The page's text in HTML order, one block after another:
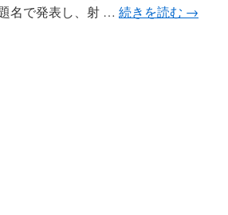
名で発表し、射 … 続きを読む →